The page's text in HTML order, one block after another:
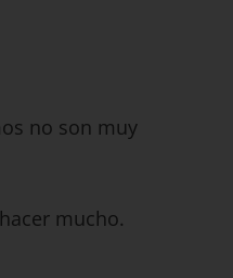
no son muy
mucho.